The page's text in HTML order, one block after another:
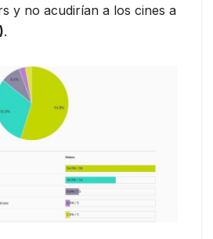
y no acudirían a los cines a
.